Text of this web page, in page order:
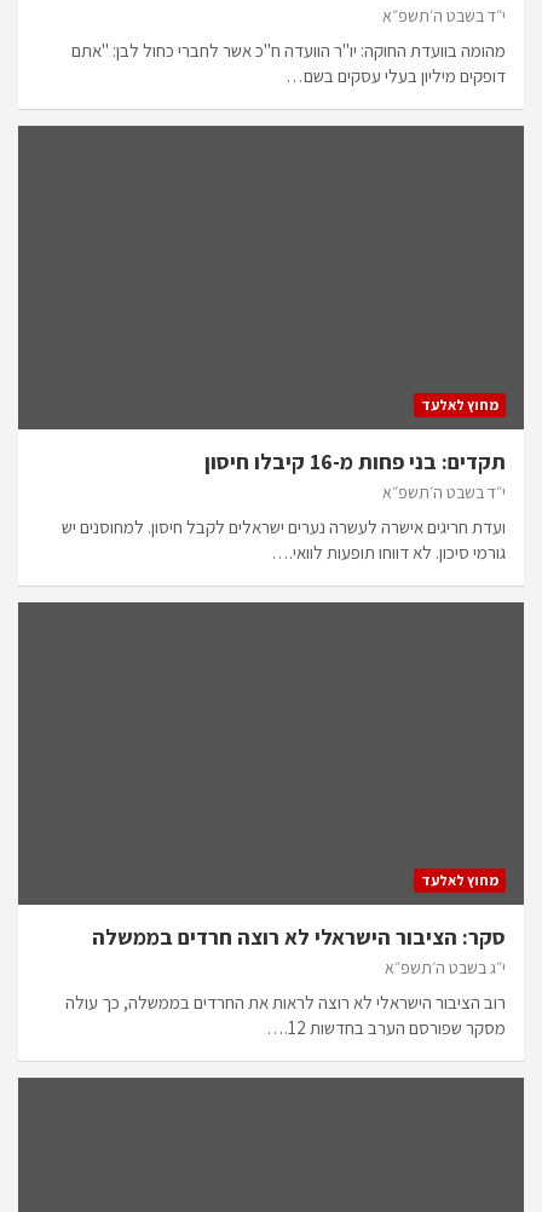
י״ד בשבט ה׳תשפ״א
מהומה בוועדת החוקה: יו"ר הוועדה ח"כ אשר לחברי כחול לבן: "אתם
דופקים מיליון בעלי עסקים בשם…
מחוץ לאלעד
תקדים: בני פחות מ-16 קיבלו חיסון
י״ד בשבט ה׳תשפ״א
ועדת חריגים אישרה לעשרה נערים ישראלים לקבל חיסון. למחוסנים יש
גורמי סיכון. לא דווחו תופעות לוואי.…
מחוץ לאלעד
סקר: הציבור הישראלי לא רוצה חרדים בממשלה
י״ג בשבט ה׳תשפ״א
רוב הציבור הישראלי לא רוצה לראות את החרדים בממשלה, כך עולה
מסקר שפורסם הערב בחדשות 12.…